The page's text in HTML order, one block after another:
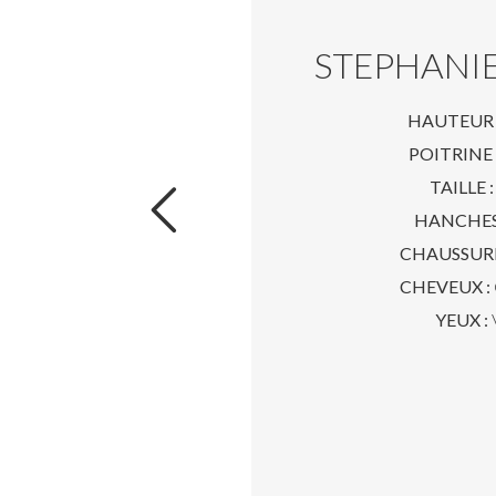
HAUTEUR
POITRINE
TAILLE :
CHEVEUX :
YEUX :